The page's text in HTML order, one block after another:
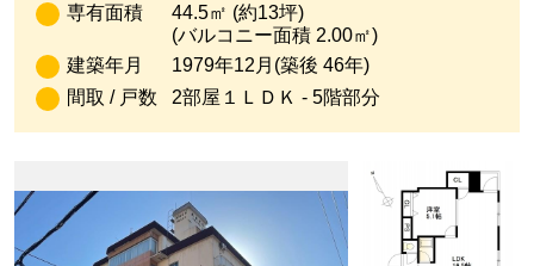
専有面積
44.5㎡ (約13坪)
(バルコニー面積 2.00㎡)
建築年月
1979年12月(築後 46年)
間取 / 戸数
2部屋１ＬＤＫ - 5階部分